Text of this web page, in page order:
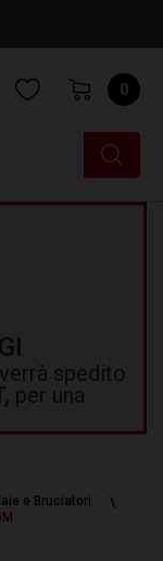
0
spedito
per una
e Bruciatori